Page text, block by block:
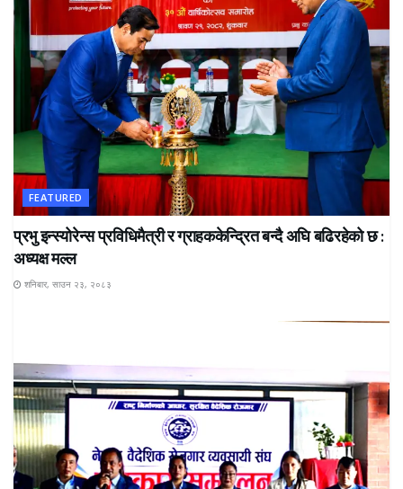
FEATURED
प्रभु इन्स्योरेन्स प्रविधिमैत्री र ग्राहककेन्द्रित बन्दै अघि बढिरहेको छ :
अध्यक्ष मल्ल
शनिबार, साउन २३, २०८३